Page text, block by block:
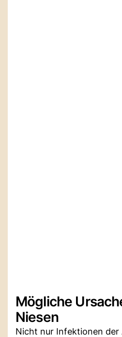
Mögliche
Niesen
Nicht nur Infektionen der